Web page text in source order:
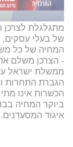
"בסופו של יום,
בית קפה או
מתגלגלת לצרכן
של בעלי עסקים,
המחיה של כל
- הצרכן משלם
ממשלת ישראל
הגברת התחרות
הכשרות אינו
ביוקר המחיה
איגוד המסעדנים.